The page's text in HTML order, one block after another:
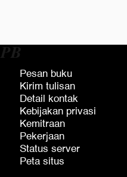
𝑷𝑩
Pesan buku
Kirim tulisan
Detail kontak
Kebijakan privasi
Kemitraan
Pekerjaan
Status server
Peta situs